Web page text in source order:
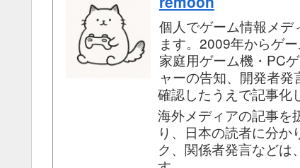
個人でゲーム情報メデ
ます。2009年からゲ
家庭用ゲーム機・PC
ャーの告知、開発者
確認したうえで記事化
海外メディアの記事を
り、日本の読者に分
ク、関係者発言などは